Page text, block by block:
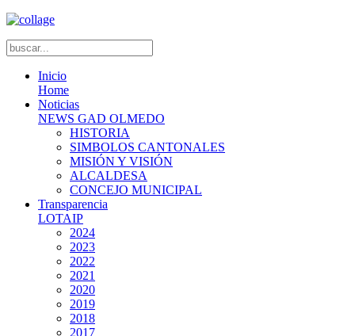
Inicio
Home
Noticias
NEWS GAD OLMEDO
HISTORIA
SIMBOLOS CANTONALES
MISIÓN Y VISIÓN
ALCALDESA
CONCEJO MUNICIPAL
Transparencia
LOTAIP
2024
2023
2022
2021
2020
2019
2018
2017